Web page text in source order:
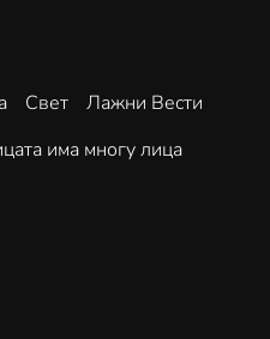
Свет
Лажни Вести
има многу лица